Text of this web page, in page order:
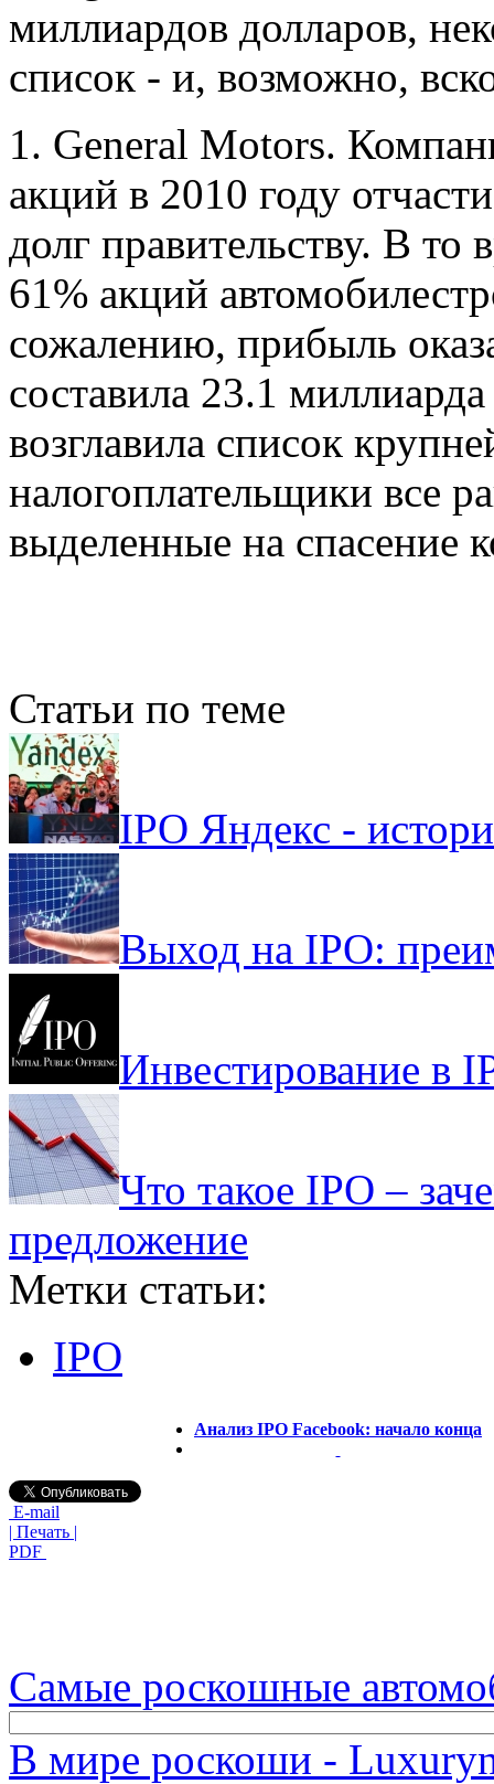
миллиардов долларов,
список - и, возможно,
1. General Motors.
акций в 2010 году
долг правительству. В
61% акций
сожалению, прибыль
составила 23.1
возглавила список
налогоплательщики все
выделенные на спасение
Статьи по теме
IPO Яндекс -
Выход на IPO:
Инвестирование в
Что такое IPO –
предложение
Метки статьи:
IPO
Анализ IPO Facebook: начало конца
E-mail
| Печать |
PDF
Самые роскошные
В мире роскоши -